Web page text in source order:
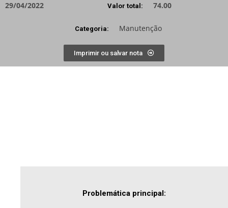
29/04/2022 Valor total: 74.00
Categoria: Manutenção
Imprimir ou salvar nota
Problemática principal: